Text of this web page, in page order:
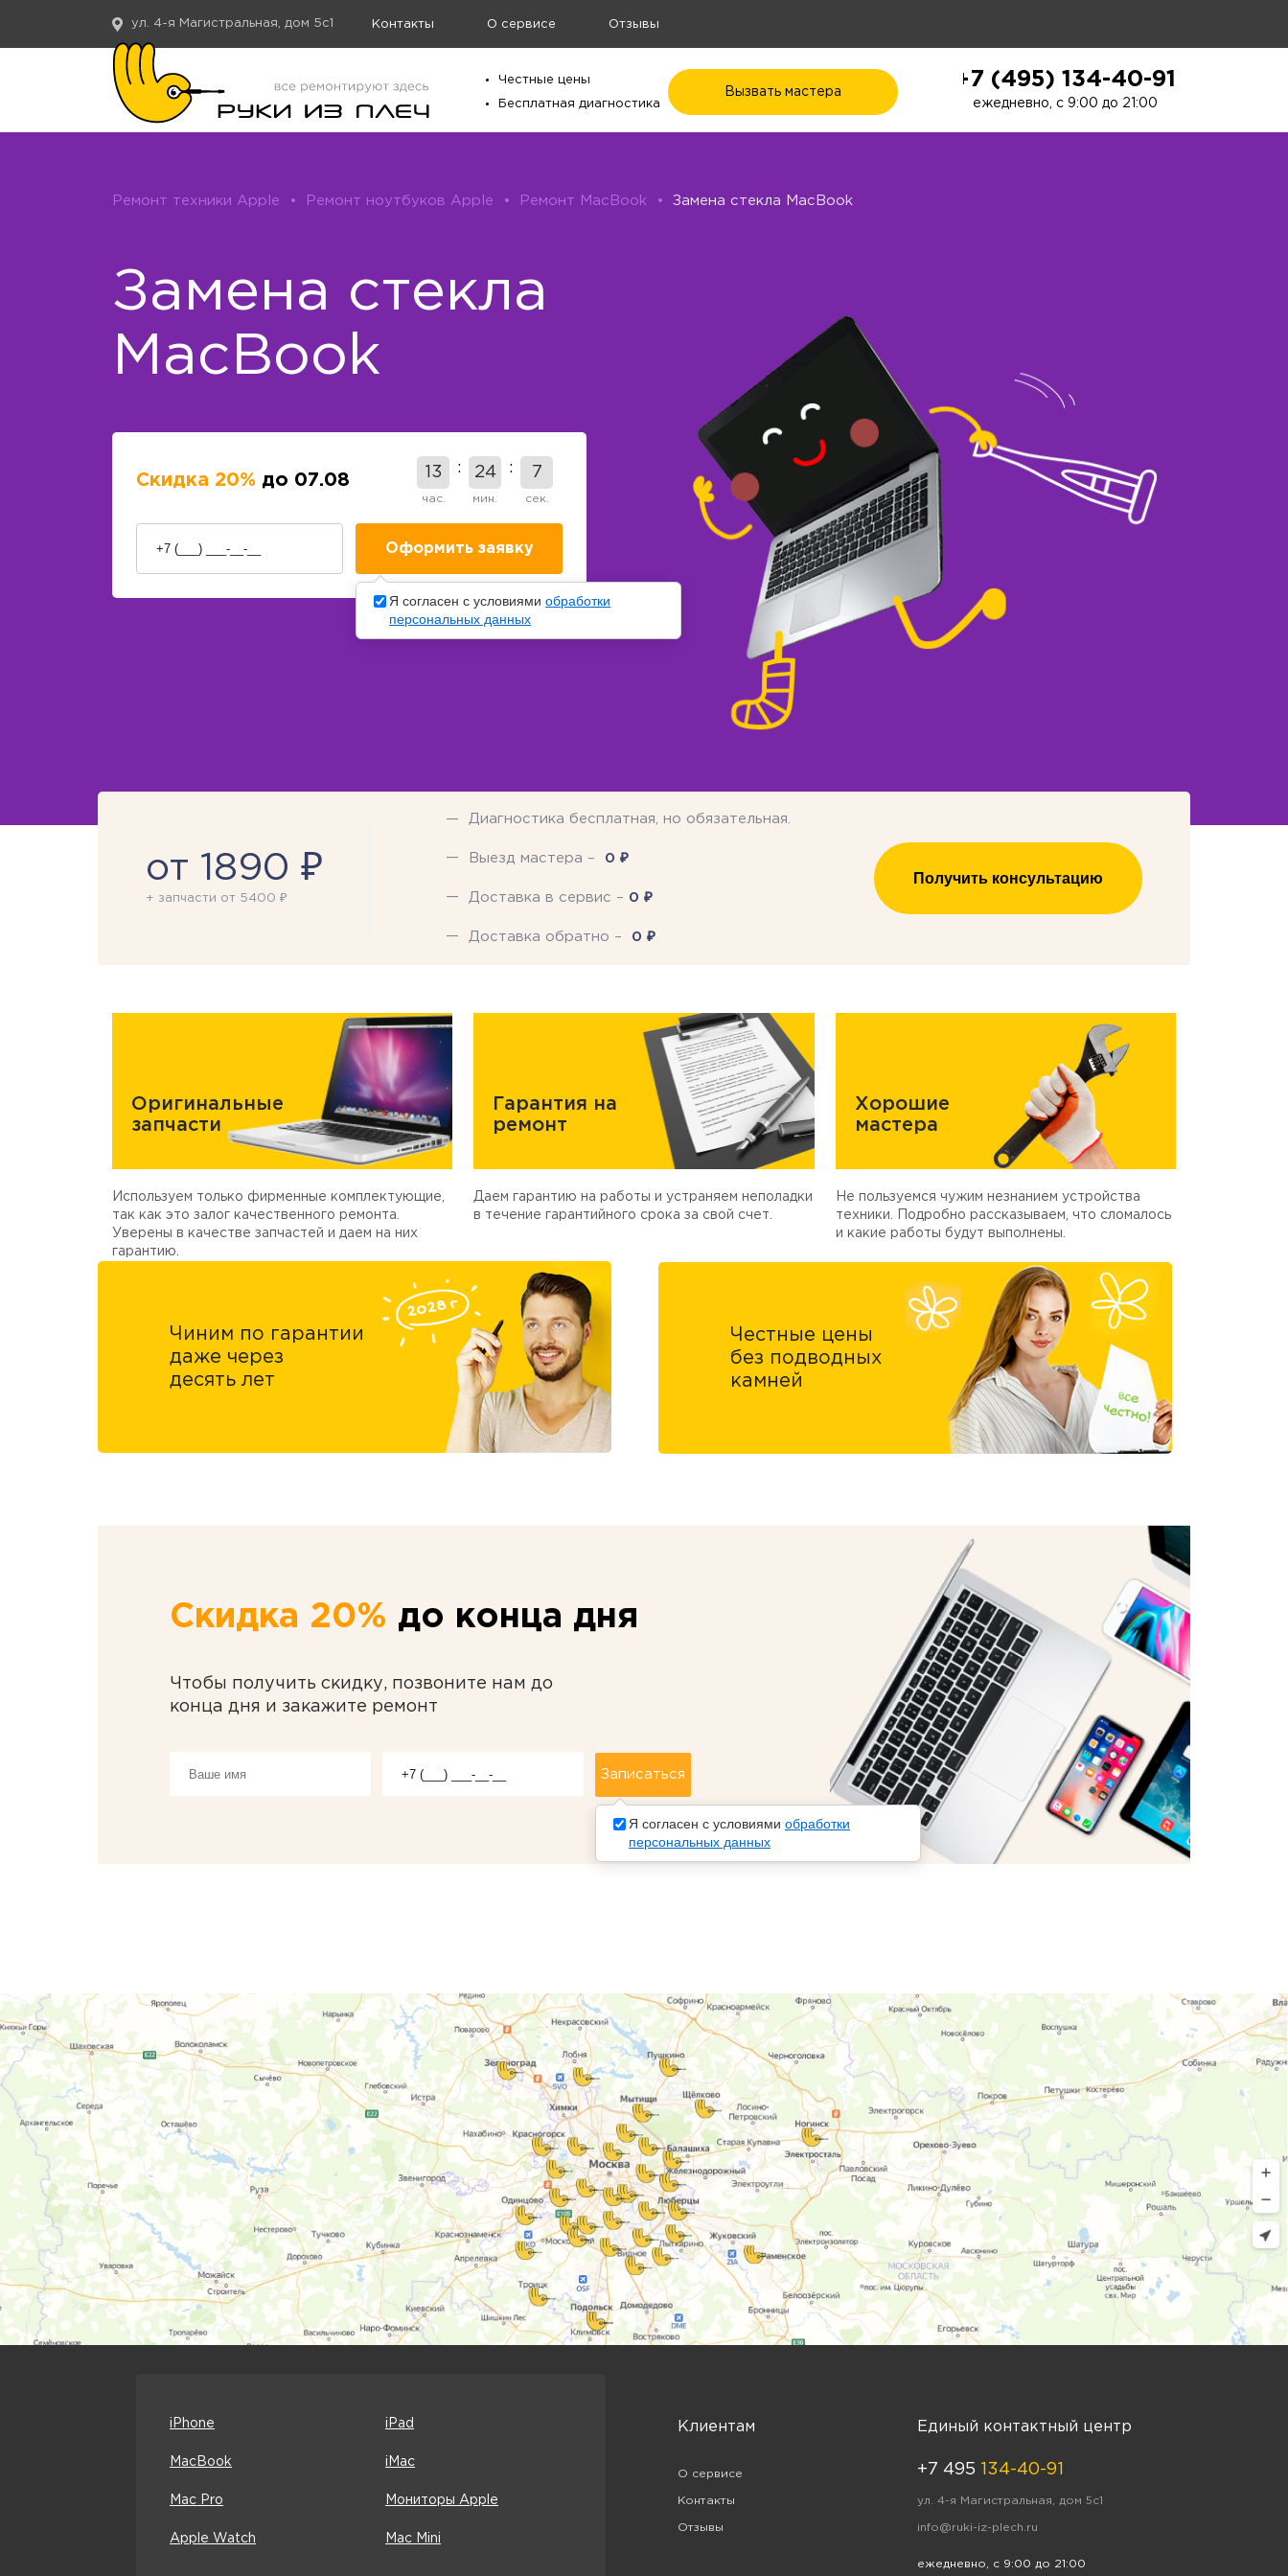
ул. 4-я Магистральная, дом 5с1 Контакты О сервисе Отзывы
Честные цены
Бесплатная диагностика
Вызвать мастера
+7 (495) 134-40-91
ежедневно, с 9:00 до 21:00
Ремонт техники Apple • Ремонт ноутбуков Apple • Ремонт MacBook • Замена стекла MacBook
Замена стекла
MacBook
Скидка 20% до 07.08 13
час.
24
мин.
6
сек.
от 1890 ₽
+ запчасти от 5400 ₽
Диагностика бесплатная, но обязательная.
Выезд мастера – 0 ₽
Доставка в сервис – 0 ₽
Доставка обратно – 0 ₽
Получить консультацию
Оригинальные
запчасти
Используем только фирменные комплектующие,
так как это залог качественного ремонта.
Уверены в качестве запчастей и даем на них
гарантию.
Гарантия на
ремонт
Даем гарантию на работы и устраняем неполадки
в течение гарантийного срока за свой счет.
Хорошие
мастера
Не пользуемся чужим незнанием устройства
техники. Подробно рассказываем, что сломалось
и какие работы будут выполнены.
Чиним по гарантии
даже через
десять лет
Честные цены
без подводных
камней
Скидка 20% до конца дня
Чтобы получить скидку, позвоните нам до
конца дня и закажите ремонт
iPhone iPad
MacBook iMac
Mac Pro Мониторы Apple
Apple Watch Mac Mini
Клиентам
О сервисе
Контакты
Отзывы
Единый контактный центр
+7 495 134-40-91
ул. 4-я Магистральная, дом 5с1
info@ruki-iz-plech.ru
ежедневно, с 9:00 до 21:00
Я согласен с условиямиобработки
персональных данных
Я согласен с условиями обработки
персональных данных